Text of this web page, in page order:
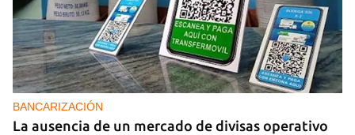
PODCAST
Cafecito informativo del viernes 7 de agosto de
2026
BANCARIZACIÓN
La ausencia de un mercado de divisas operativo